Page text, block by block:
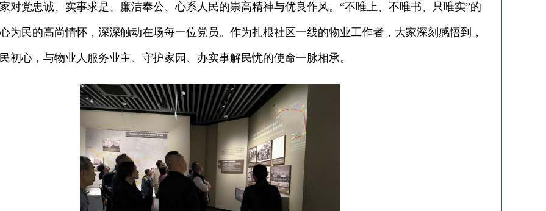
对党忠诚、实事求是、廉洁奉公、心系人民的崇高精神与优良作风。 “不唯上、不唯书、只唯实”的
为民的高尚情怀，深深触动在场每一位党员。作为扎根社区一线的物业工作者，大家深刻感悟到，
初心，与物业人服务业主、守护家园、办实事解民忧的使命一脉相承。